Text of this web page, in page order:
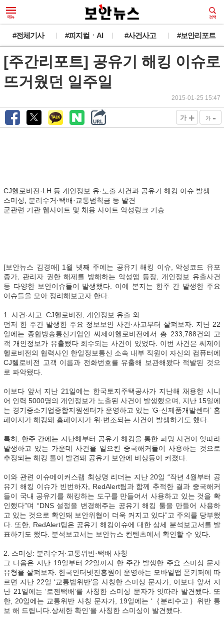
#전체기사 #피지컬ㆍAI #사건사고 #보안리포트
[주간리포트] 공유기 해킹 이슈로
뜨거웠던 일주일
2015-01-25 15:47
가 + 가 -
CJ헬로비전·LH 등 개인정보 유·노출 사건과 공유기 해킹 이슈 발생
스미싱, 분리수거·택배·교통범칙금 등 발견
군관련 기관 웹사이트 및 채용 사이트 악성링크 기승
[보안뉴스 김경애] 1월 넷째 주에는 공유기 해킹 이슈, 악성코드 유포
증가, 관리자 권한 해제를 방해하는 악성앱 등장, 개인정보 유출사건
등 다양한 보안이슈들이 발생했다. 이에 본지는 한주 간 발생한 주요
이슈들을 모아 정리해보고자 한다.
1. 사건·사고: CJ헬로비전, 개인정보 유출 외
먼저 한 주간 발생한 주요 정보보안 사건·사고부터 살펴보자. 지난 22
일에는 종합방송통신기업인 씨제이헬로비전에서 총 233,788건의 고
객 개인정보가 유출됐다 회수되는 사건이 있었다. 이번 사건은 씨제이
헬로비전의 협력사인 한일정보통신 소속 내부 직원이 자신의 컴퓨터에
CJ헬로비전 고객 이름과 전화번호를 유출해 보관해왔다 적발된 것으
로 파악됐다.
이보다 앞서 지난 21일에는 한국토지주택공사가 지난해 채용한 시니
어 인력 5000명의 개인정보가 노출된 사건이 발생했으며, 지난 15일에
는 경기중소기업종합지원센터가 운영하고 있는 ‘G-신제품개발센터’ 홈
페이지가 해킹돼 홈페이지가 위·변조되는 사건이 발생하기도 했다.
특히, 한주 간에는 지난해부터 공유기 해킹을 통한 파밍 사건이 잇따라
발생하고 있는 가운데 사건을 일으킨 중국해커들이 사용하는 것으로
추정되는 해킹 툴이 발견돼 공유기 보안에 비상등이 커졌다.
이와 관련 이슈메이커스랩 최상명 리더는 지난 20일 “작년 4월부터 공
유기 해킹 이슈가 빈번하자, RedAlert팀과 함께 추적한 결과 중국해커
들이 국내 공유기를 해킹하는 도구를 만들어서 사용하고 있는 것을 확
인했다”며 “DNS 설정을 변경해주는 공유기 해킹 툴을 만들어 사용하
고 있는 것으로 확인돼 보안위협이 더욱 커지고 있다”고 주의를 당부했
다. 또한, RedAlert팀은 공유기 해킹이슈에 대한 상세 분석보고서를 발
표하기도 했다. 분석보고서는 보안뉴스 컨텐츠에서 확인할 수 있다.
2. 스미싱: 분리수거·교통위반·택배 사칭
그 다음은 지난 19일부터 22일까지 한 주간 발생한 주요 스미싱 문자
유형을 살펴보자. 한국인터넷진흥원이 운영하는 모바일앱 폰키퍼에 따
르면 지난 22일 ‘교통법위반’을 사칭한 스미싱 문자가, 이보다 앞서 지
난 21일에는 ‘로젠택배’를 사칭한 스미싱 문자가 잇따라 발견됐다. 또
한, 20일에는 교통위반 사칭 문자가, 19일에는 ‘｛분리수고｝위반 통
보 해 드립니다.상세한 확인’을 사칭한 스미싱이 발견됐다.